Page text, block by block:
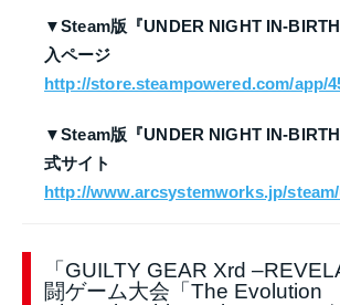
▼Steam版『UNDER NIGHT IN-
入ページ
http://store.steampowered.com/app/
▼Steam版『UNDER NIGHT IN-
式サイト
http://www.arcsystemworks.jp/
「GUILTY GEAR Xrd
闘ゲーム大会「The Evolution